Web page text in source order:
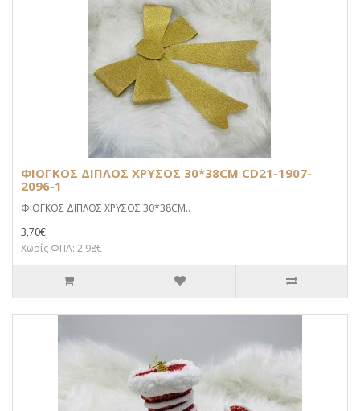
ΦΙΟΓΚΟΣ ΔΙΠΛΟΣ ΧΡΥΣΟΣ 30*38CM CD21-1907-
2096-1
ΦΙΟΓΚΟΣ ΔΙΠΛΟΣ ΧΡΥΣΟΣ 30*38CM..
3,70€
Χωρίς ΦΠΑ: 2,98€